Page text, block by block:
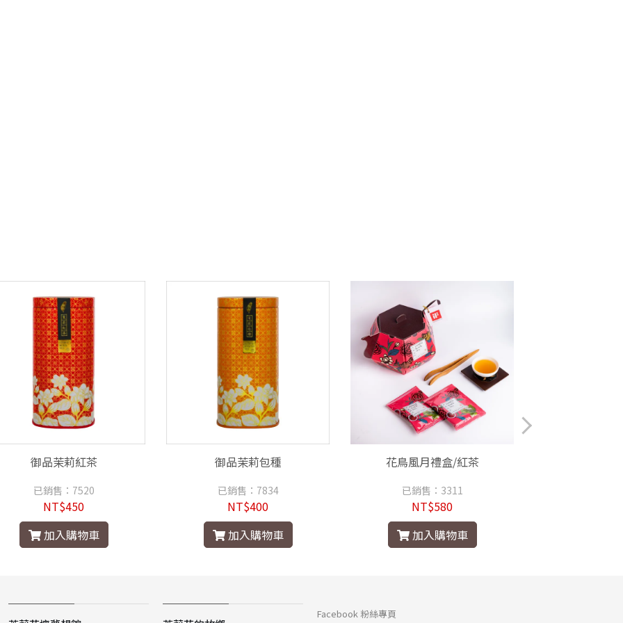
御品茉莉紅茶
已銷售：7520
NT$450
加入購物車
御品茉莉包種
已銷售：7834
NT$400
加入購物車
花鳥風月禮盒/紅茶
已銷售：3311
NT$580
加入購物車
Facebook 粉絲專頁